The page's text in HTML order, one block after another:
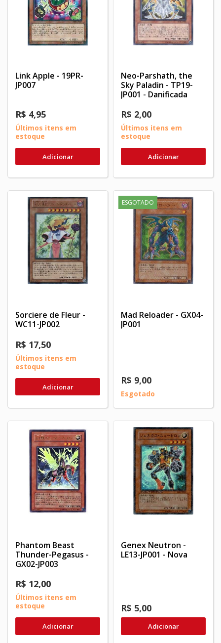
Link Apple - 19PR-
JP007
R$ 4,95
Últimos itens em
estoque
Adicionar
Neo-Parshath, the
Sky Paladin - TP19-
JP001 - Danificada
R$ 2,00
Últimos itens em
estoque
Adicionar
Sorciere de Fleur -
WC11-JP002
R$ 17,50
Últimos itens em
estoque
Adicionar
ESGOTADO
Mad Reloader - GX04-
JP001
R$ 9,00
Esgotado
Phantom Beast
Thunder-Pegasus -
GX02-JP003
R$ 12,00
Últimos itens em
estoque
Adicionar
Genex Neutron -
LE13-JP001 - Nova
R$ 5,00
Adicionar